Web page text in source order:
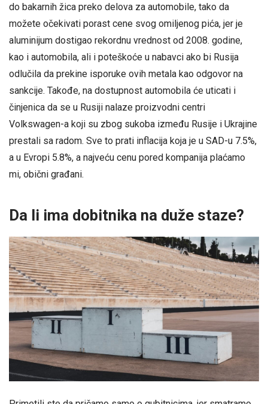
do bakarnih žica preko delova za automobile, tako da
možete očekivati porast cene svog omiljenog pića, jer je
aluminijum dostigao rekordnu vrednost od 2008. godine,
kao i automobila, ali i poteškoće u nabavci ako bi Rusija
odlučila da prekine isporuke ovih metala kao odgovor na
sankcije. Takođe, na dostupnost automobila će uticati i
činjenica da se u Rusiji nalaze proizvodni centri
Volkswagen-a koji su zbog sukoba između Rusije i Ukrajine
prestali sa radom. Sve to prati inflacija koja je u SAD-u 7.5%,
a u Evropi 5.8%, a najveću cenu pored kompanija plaćamo
mi, obični građani.
Da li ima dobitnika na duže staze?